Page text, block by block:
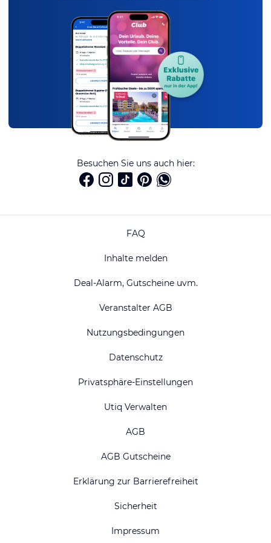
Besuchen Sie uns auch hier:
FAQ
Inhalte melden
Deal-Alarm, Gutscheine uvm.
Veranstalter AGB
Nutzungsbedingungen
Datenschutz
Privatsphäre-Einstellungen
Utiq Verwalten
AGB
AGB Gutscheine
Erklärung zur Barrierefreiheit
Sicherheit
Impressum